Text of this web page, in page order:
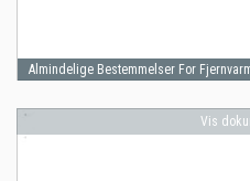
Almindelige Bestemmelser For
Vis